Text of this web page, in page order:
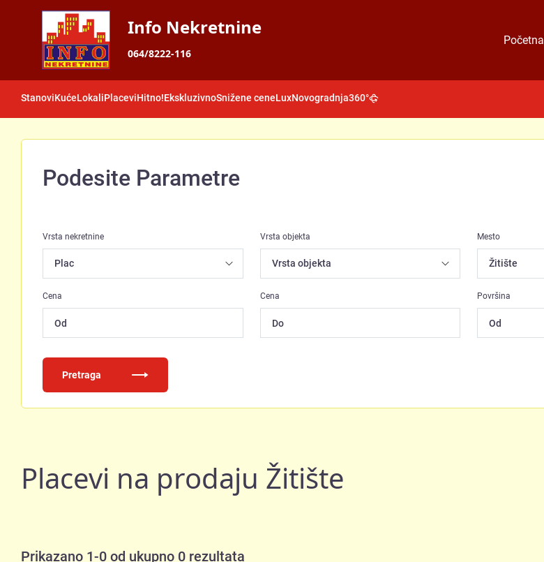
Info Nekretnine
064/8222-116
Početna
StanoviKućeLokaliPlaceviHitno!EkskluzivnoSnižene ceneLuxNovogradnja360°
Podesite Parametre
Vrsta nekretnine Vrsta objekta Mesto
Cena Cena Površina
Pretraga
Placevi na prodaju Žitište
Prikazano 1-0 od ukupno 0 rezultata